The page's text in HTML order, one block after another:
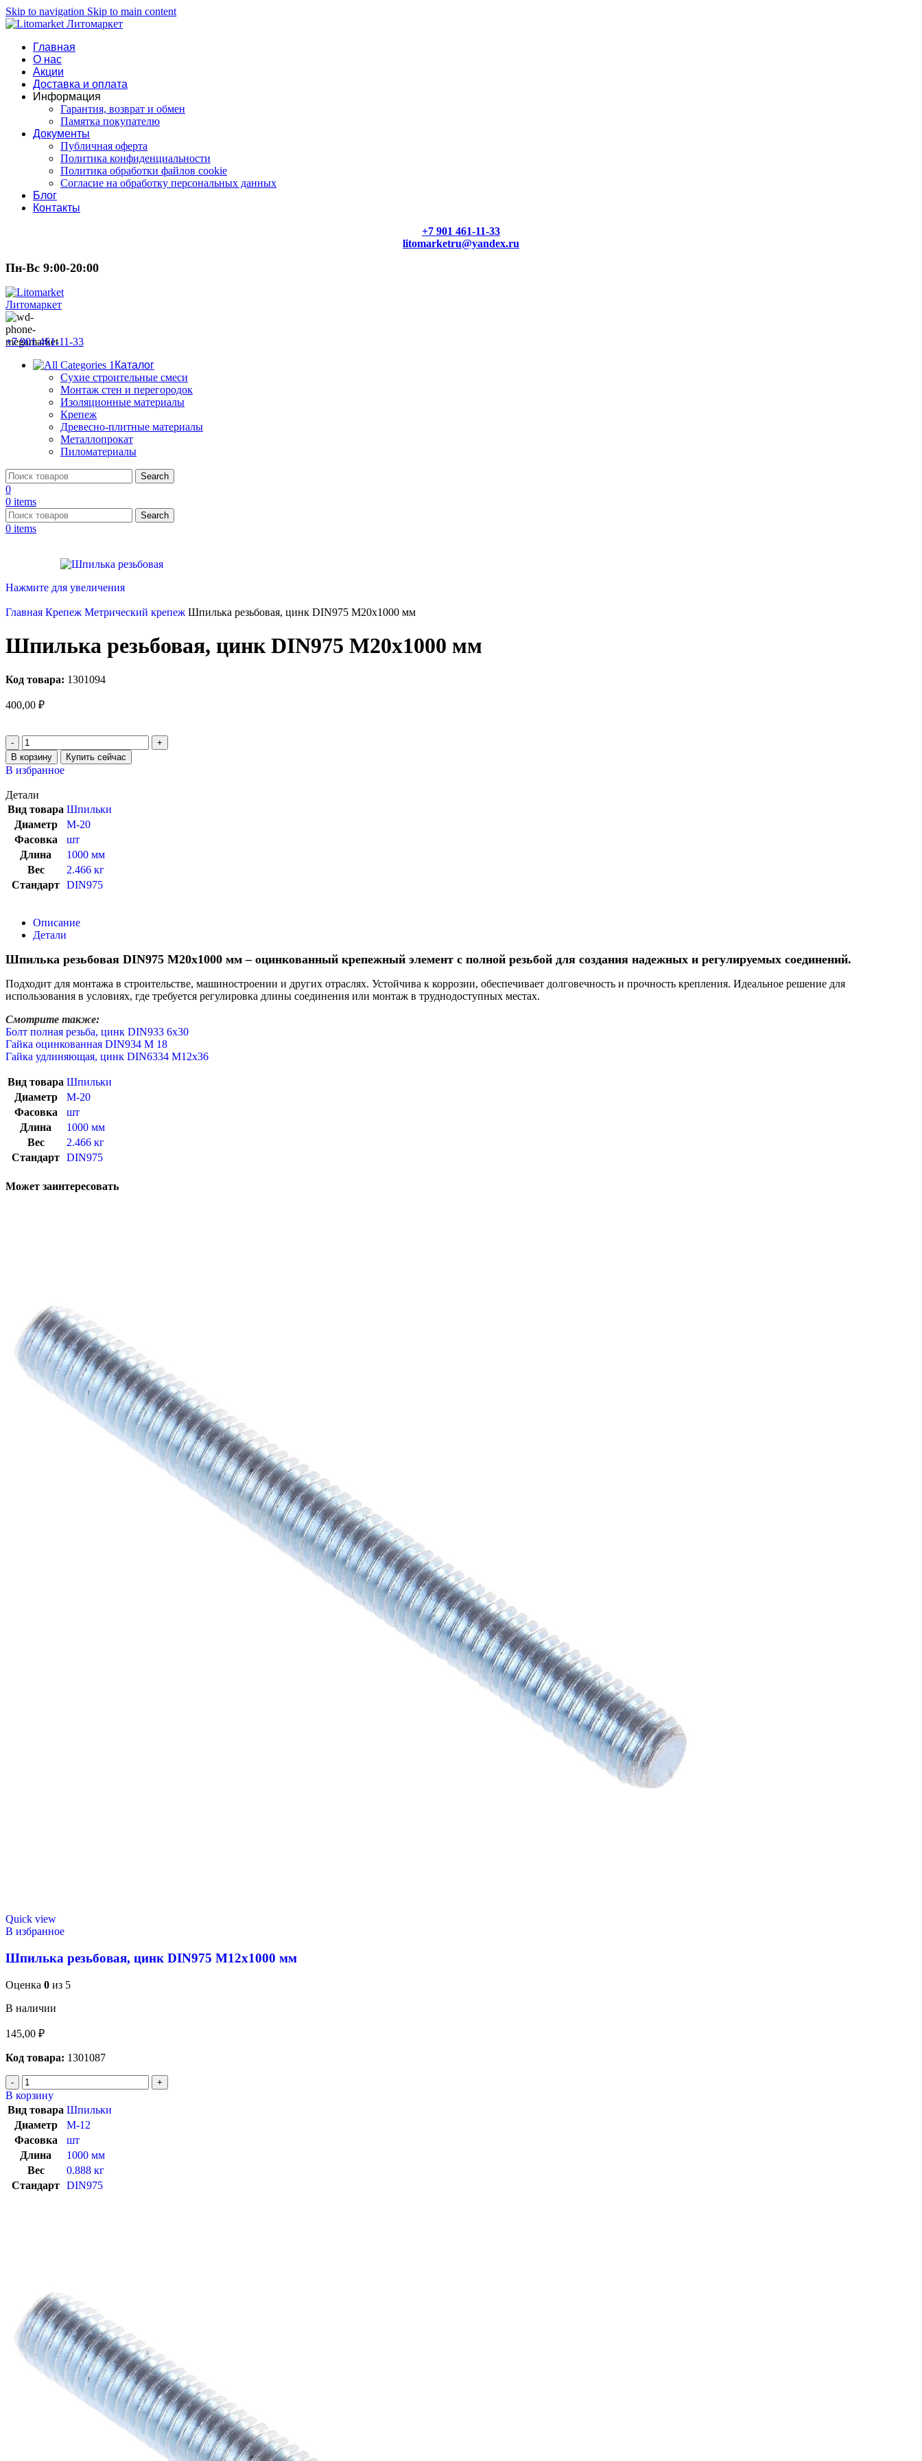
Skip to navigation Skip to main content
Главная
О нас
Акции
Доставка и оплата
Информация
Гарантия, возврат и обмен
Памятка покупателю
Документы
Публичная оферта
Политика конфиденциальности
Политика обработки файлов cookie
Согласие на обработку персональных данных
Блог
Контакты
+7 901 461-11-33
litomarketru@yandex.ru
Пн-Вс 9:00-20:00
+7 901 461-11-33
Каталог
Сухие строительные смеси
Монтаж стен и перегородок
Изоляционные материалы
Крепеж
Древесно-плитные материалы
Металлопрокат
Пиломатериалы
Search
0
0 items
Search
0 items
Нажмите для увеличения
Главная Крепеж Метрический крепеж Шпилька резьбовая, цинк DIN975 М20х1000 мм
Шпилька резьбовая, цинк DIN975 М20х1000 мм
Код товара: 1301094
400,00 ₽
В корзину Купить сейчас
В избранное
Детали
Вид товара Шпильки
Диаметр
М-20
Фасовка
шт
Длина
1000 мм
Вес
2.466 кг
Стандарт DIN975
Описание
Детали
Шпилька резьбовая DIN975 М20х1000 мм – оцинкованный крепежный элемент с полной резьбой для создания надежных и регулируемых соединений.
Подходит для монтажа в строительстве, машиностроении и других отраслях. Устойчива к коррозии, обеспечивает долговечность и прочность крепления. Идеальное решение для
использования в условиях, где требуется регулировка длины соединения или монтаж в труднодоступных местах.
Смотрите также:
Болт полная резьба, цинк DIN933 6х30
Гайка оцинкованная DIN934 М 18
Гайка удлиняющая, цинк DIN6334 М12х36
Вид товара Шпильки
Диаметр
М-20
Фасовка
шт
Длина
1000 мм
Вес
2.466 кг
Стандарт DIN975
Может заинтересовать
Quick view
В избранное
Шпилька резьбовая, цинк DIN975 М12х1000 мм
Оценка 0 из 5
В наличии
145,00 ₽
Код товара: 1301087
В корзину
Вид товара Шпильки
Диаметр
М-12
Фасовка
шт
Длина
1000 мм
Вес
0.888 кг
Стандарт DIN975